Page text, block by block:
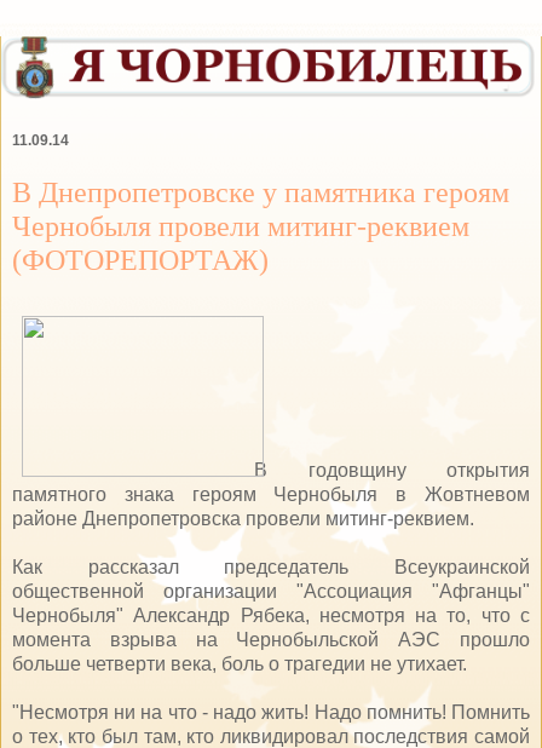
11.09.14
В Днепропетровске у памятника героям
Чернобыля провели митинг-реквием
(ФОТОРЕПОРТАЖ)
В годовщину открытия
памятного знака героям Чернобыля в Жовтневом
районе Днепропетровска провели митинг-реквием.
Как рассказал председатель Всеукраинской
общественной организации "Ассоциация "Афганцы"
Чернобыля" Александр Рябека, несмотря на то, что с
момента взрыва на Чернобыльской АЭС прошло
больше четверти века, боль о трагедии не утихает.
"Несмотря ни на что - надо жить! Надо помнить! Помнить
о тех, кто был там, кто ликвидировал последствия самой